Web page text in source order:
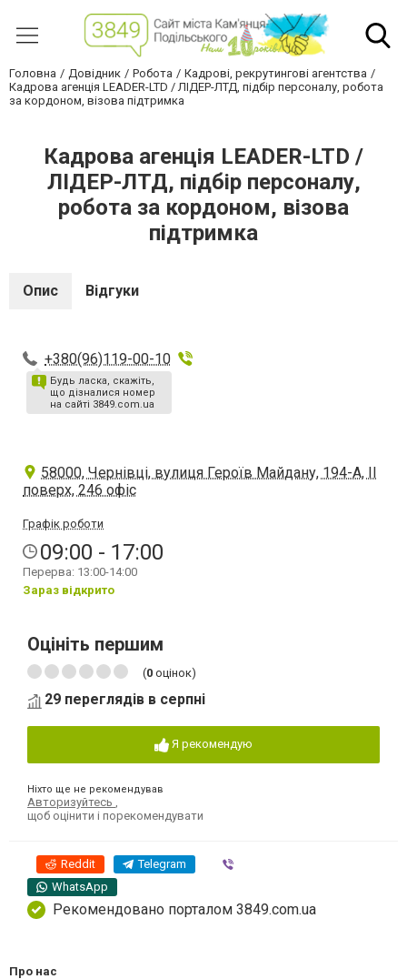
Головна Довідник Робота
Кадрові, рекрутингові агентства
Кадрова агенція LEADER-LTD / ЛІДЕР-ЛТД, підбір персоналу, робота
за кордоном, візова підтримка
Кадрова агенція LEADER-LTD /
ЛІДЕР-ЛТД, підбір персоналу,
робота за кордоном, візова
підтримка
Опис Відгуки
+380(96)119-00-10
Будь ласка, скажіть,
що дізналися номер
на сайті 3849.com.ua
58000, Чернівці, вулиця Героїв Майдану, 194-А, ІІ
поверх, 246 офіс
Графік роботи
09:00 - 17:00
Перерва: 13:00-14:00
Зараз відкрито
Оцініть першим
(0 оцінок)
29 переглядів в серпні
Я рекомендую
Ніхто ще не рекомендував
Авторизуйтесь
щоб оцінити і порекомендувати
Reddit Telegram
WhatsApp
Рекомендовано порталом 3849.com.ua
Про нас